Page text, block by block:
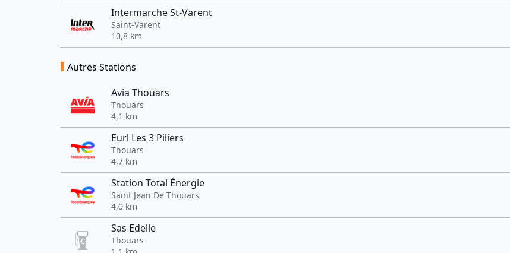
Intermarche St-Varent
Saint-Varent
10,8 km
Autres Stations
Avia Thouars
Thouars
4,1 km
Eurl Les 3 Piliers
Thouars
4,7 km
Station Total Énergie
Saint Jean De Thouars
4,0 km
Sas Edelle
Thouars